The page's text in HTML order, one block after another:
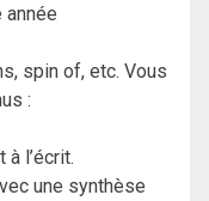
spin of, etc. Vous
:
l’écrit.
une synthèse